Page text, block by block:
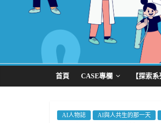
首頁 CASE專欄 【探索系
AI人物誌 AI與人共生的那一天